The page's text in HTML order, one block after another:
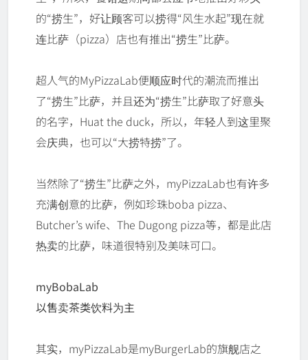
的“捞生”，好让顾客可以捞得“风生水起”现在就
连比萨（pizza）店也有推出“捞生”比萨。
超人气的MyPizzaLab便顺应时代的潮流而推出
了“捞生”比萨，并且还为“捞生”比萨取了好意头
的名字，Huat the duck，所以，年轻人到这里聚
会庆典，也可以“大捞特捞”了。
当然除了“捞生”比萨之外，myPizzaLab也有许多
充满创意的比萨，例如珍珠boba pizza、
Butcher’s wife、The Dugong pizza等，都是此店
热卖的比萨，味道很特别及美味可口。
myBobaLab
以售卖茶类饮料为主
其实，myPizzaLab是myBurgerLab的旗舰店之